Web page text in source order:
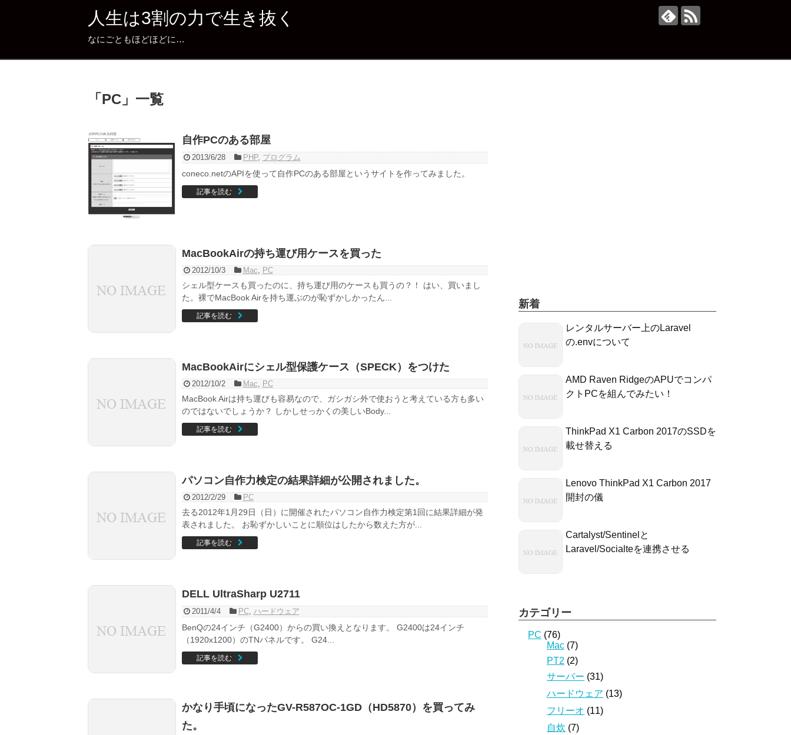
人生は3割の力で生き抜く
なにごともほどほどに…
「 PC 」 一覧
自作PCのある部屋
2013/6/28 PHP, プログラム
coneco.netのAPIを使って自作PCのある部屋というサイトを作ってみました。
記事を読む
MacBookAirの持ち運び用ケースを買った
2012/10/3 Mac, PC
シェル型ケースも買ったのに、持ち運び用のケースも買うの？！ はい、買いまし
た。裸でMacBook Airを持ち運ぶのが恥ずかしかったん...
記事を読む
MacBookAirにシェル型保護ケース（SPECK）をつけた
2012/10/2 Mac, PC
MacBook Airは持ち運びも容易なので、ガシガシ外で使おうと考えている方も多い
のではないでしょうか？ しかしせっかくの美しいBody...
記事を読む
パソコン自作力検定の結果詳細が公開されました。
2012/2/29 PC
去る2012年1月29日（日）に開催されたパソコン自作力検定第1回に結果詳細が発
表されました。 お恥ずかしいことに順位はしたから数えた方が...
記事を読む
DELL UltraSharp U2711
2011/4/4 PC, ハードウェア
BenQの24インチ（G2400）からの買い換えとなります。 G2400は24インチ
（1920x1200）のTNパネルです。 G24...
記事を読む
かなり手頃になったGV-R587OC-1GD（HD5870）を買ってみ
た。
新着
レンタルサーバー上のLaravel
の.envについて
AMD Raven RidgeのAPUでコンパ
クトPCを組んでみたい！
ThinkPad X1 Carbon 2017のSSDを
載せ替える
Lenovo ThinkPad X1 Carbon 2017
開封の儀
Cartalyst/Sentinelと
Laravel/Socialteを連携させる
カテゴリー
PC (76)
Mac (7)
PT2 (2)
サーバー (31)
ハードウェア (13)
フリーオ (11)
自炊 (7)